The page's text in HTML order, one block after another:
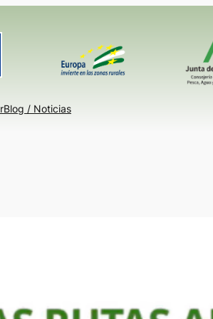
Blog / Noticias